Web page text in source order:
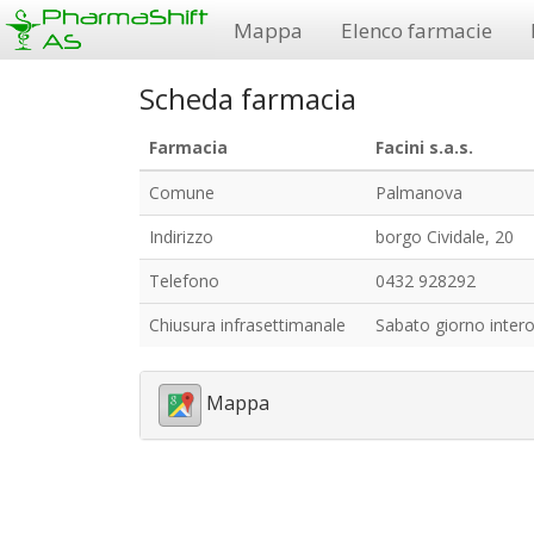
Mappa Elenco farmacie
Scheda farmacia
Farmacia
Facini s.a.s.
Comune
Palmanova
Indirizzo
borgo Cividale, 20
Telefono
0432 928292
Chiusura infrasettimanale
Sabato giorno intero
Mappa